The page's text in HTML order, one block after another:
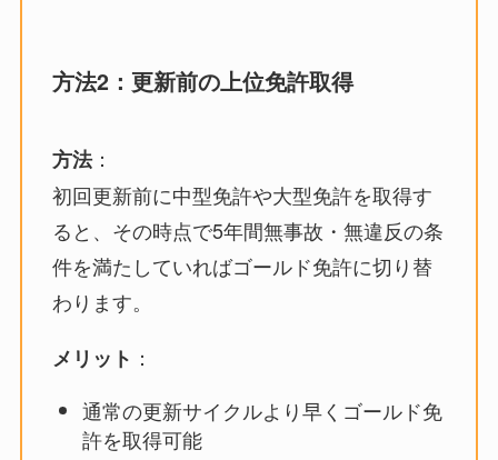
方法2：更新前の上位免許取得
方法：
初回更新前に中型免許や大型免許を取得す
ると、その時点で5年間無事故・無違反の条
件を満たしていればゴールド免許に切り替
わります。
メリット ：
通常の更新サイクルより早くゴールド免
許を取得可能